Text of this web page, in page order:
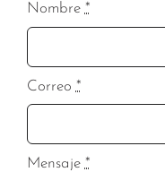
Nombre*
Correo *
Mensaje *